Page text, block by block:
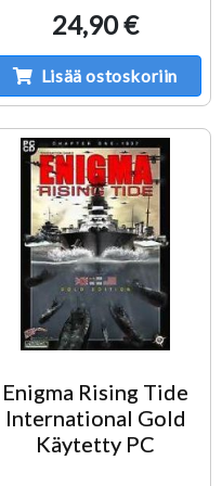
24,90 €
Lisää ostoskoriin
Enigma Rising Tide
International Gold
Käytetty PC